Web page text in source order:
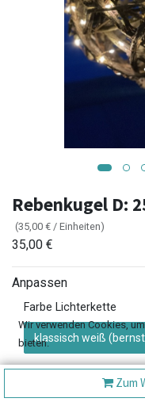
Zum
Rebenkugel D:
(35,00 € / Einheiten)
35,00 €
Anpassen
Farbe Lichterkette
klassisch weiß
Wir verwenden Cookies,
bieten.